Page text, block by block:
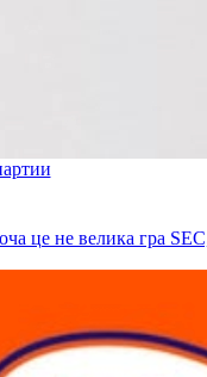
це не велика гра